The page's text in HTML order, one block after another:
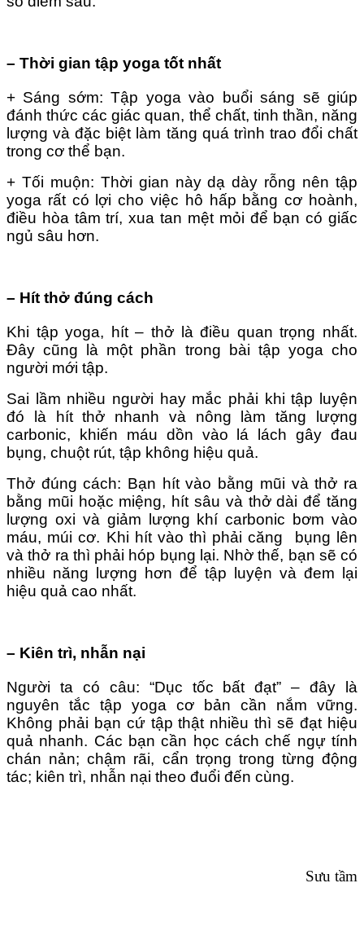
– Thời gian tập yoga tốt nhất
+ Sáng sớm: Tập yoga vào buổi sáng sẽ giúp
đánh thức các giác quan, thể chất, tinh thần, năng
lượng và đặc biệt làm tăng quá trình trao đổi chất
trong cơ thể bạn.
+ Tối muộn: Thời gian này dạ dày rỗng nên tập
yoga rất có lợi cho việc hô hấp bằng cơ hoành,
điều hòa tâm trí, xua tan mệt mỏi để bạn có giấc
ngủ sâu hơn.
– Hít thở đúng cách
Khi tập yoga, hít – thở là điều quan trọng nhất.
Đây cũng là một phần trong bài tập yoga cho
người mới tập.
Sai lầm nhiều người hay mắc phải khi tập luyện
đó là hít thở nhanh và nông làm tăng lượng
carbonic, khiến máu dồn vào lá lách gây đau
bụng, chuột rút, tập không hiệu quả.
Thở đúng cách: Bạn hít vào bằng mũi và thở ra
bằng mũi hoặc miệng, hít sâu và thở dài để tăng
lượng oxi và giảm lượng khí carbonic bơm vào
máu, múi cơ. Khi hít vào thì phải căng bụng lên
và thở ra thì phải hóp bụng lại. Nhờ thế, bạn sẽ có
nhiều năng lượng hơn để tập luyện và đem lại
hiệu quả cao nhất.
– Kiên trì, nhẫn nại
Người ta có câu: “Dục tốc bất đạt” – đây là
nguyên tắc tập yoga cơ bản cần nắm vững.
Không phải bạn cứ tập thật nhiều thì sẽ đạt hiệu
quả nhanh. Các bạn cần học cách chế ngự tính
chán nản; chậm rãi, cẩn trọng trong từng động
tác; kiên trì, nhẫn nại theo đuổi đến cùng.
Sưu tầm